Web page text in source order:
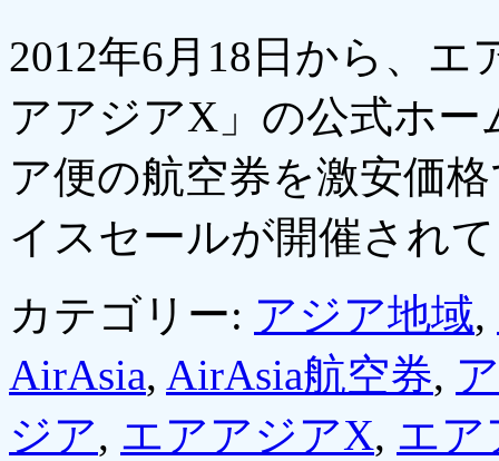
2012年6月18日から、
アアジアX」の公式ホ
ア便の航空券を激安価
イスセールが開催され
カテゴリー: アジア地域,
AirAsia, AirAsia航空券,
ジア, エアアジアX, エア